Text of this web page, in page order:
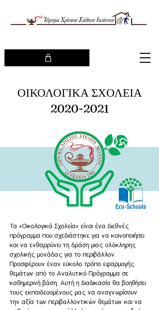
ΟΙΚΟΛΟΓΙΚΑ ΣΧΟΛΕΙΑ
2020-2021
Τα «Οικολογικά Σχολεία» είναι ένα διεθνές
πρόγραμμα που σχεδιάστηκε για να κοινοποιήσει
και να ενθαρρύνει τη δράση μιας ολόκληρης
σχολικής μονάδας για το περιβάλλον.
Προσφέρουν έναν εύκολο τρόπο εφαρμογής
θεμάτων από το Αναλυτικό Πρόγραμμα σε
καθημερινή βάση. Αυτή η διαδικασία θα βοηθήσει
τους εκπαιδευομένους μας να αναγνωρίσουν
την αξία των περιβαλλοντικών θεμάτων και να